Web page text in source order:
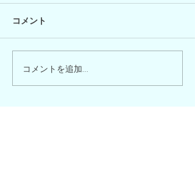
コメント
コメントを追加…